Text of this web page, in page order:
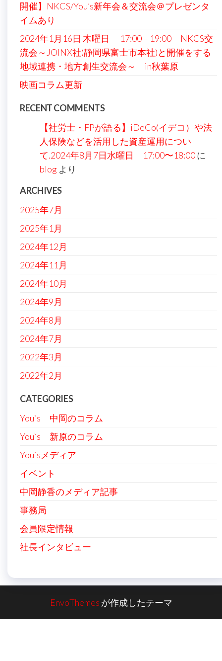
開催】NKCS/You’s新年会＆交流会＠プレゼンタ
イムあり
2024年1月16日 木曜日 17:00 – 19:00 NKCS交
流会～JOINX社(静岡県富士市本社)と開催をする
地域連携・地方創生交流会～ in秋葉原
映画コラム更新
RECENT COMMENTS
【社労士・FPが語る】iDeCo(イデコ）や法
人保険などを活用した資産運用につい
て.2024年8月7日水曜日 17:00〜18:00に
blog より
ARCHIVES
2025年7月
2025年1月
2024年12月
2024年11月
2024年10月
2024年9月
2024年8月
2024年7月
2022年3月
2022年2月
CATEGORIES
You`s 中岡のコラム
You`s 新原のコラム
You`sメディア
イベント
中岡静香のメディア記事
事務局
会員限定情報
社長インタビュー
EnvoThemes が作成したテーマ